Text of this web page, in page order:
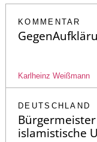
KOMMENTAR
Karlheinz Weißmann
DEUTSCHLAND
islamistische